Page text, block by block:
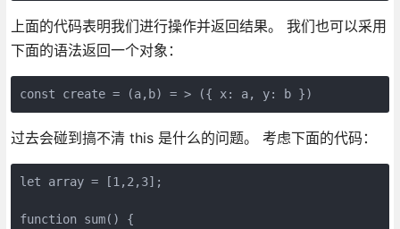
上面的代码表明我们进行操作并返回结果。 我们也可以采用
下面的语法返回一个对象：
const create = (a,b) = > ({ x: a, y: b })
过去会碰到搞不清 this 是什么的问题。 考虑下面的代码：
let array = [1,2,3];
function sum() {